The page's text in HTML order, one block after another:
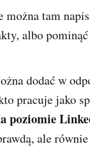
tam
albo
dodać w
pracuje jako
poziomie
ale